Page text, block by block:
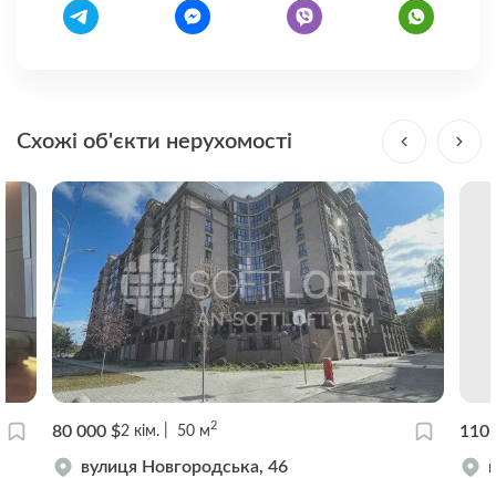
Схожі об'єкти нерухомості
80 000 $2 кім. 50 м2
вулиця Новгородська, 46
110